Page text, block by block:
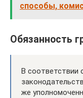
способы,
Обязанность
В соответствии
же